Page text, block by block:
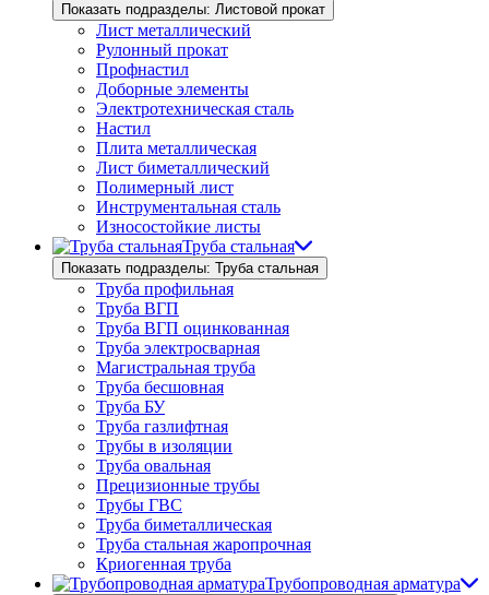
Показать подразделы: Листовой прокат
Лист металлический
Рулонный прокат
Профнастил
Доборные элементы
Электротехническая сталь
Настил
Плита металлическая
Лист биметаллический
Полимерный лист
Инструментальная сталь
Износостойкие листы
Труба стальная
Показать подразделы: Труба стальная
Труба профильная
Труба ВГП
Труба ВГП оцинкованная
Труба электросварная
Магистральная труба
Труба бесшовная
Труба БУ
Труба газлифтная
Трубы в изоляции
Труба овальная
Прецизионные трубы
Трубы ГВС
Труба биметаллическая
Труба стальная жаропрочная
Криогенная труба
Трубопроводная арматура